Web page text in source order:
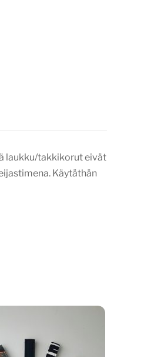
laukku/takkikorut eivät
Käytäthän